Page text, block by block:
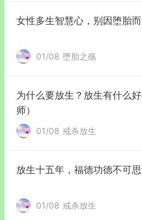
女性多生智慧心，别因堕胎
01/08 堕胎之殇
为什么要放生？放生有什么
师）
01/08 戒杀放生
放生十五年，福德功德不可
01/08 戒杀放生